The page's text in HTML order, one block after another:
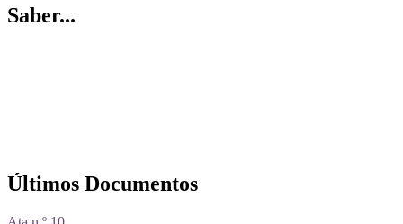
Saber...
Últimos Documentos